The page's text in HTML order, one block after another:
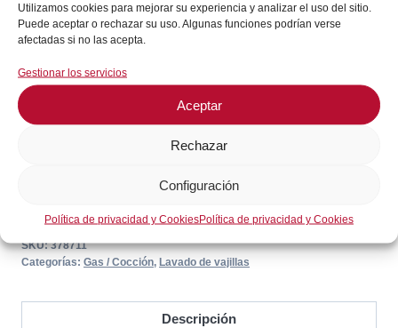
Utilizamos cookies para mejorar su experiencia y analizar el uso del sitio.
Puede aceptar o rechazar su uso. Algunas funciones podrían verse
afectadas si no las acepta.
Gestionar los servicios
Aceptar
Rechazar
Configuración
Política de privacidad y CookiesPolítica de privacidad y Cookies
cantidad
Consultar en WhatsApp
GARANTÍA DE SEGURIDAD EN EL PAGO
SKU:378711
Categorías: Gas / Cocción, Lavado de vajillas
Descripción